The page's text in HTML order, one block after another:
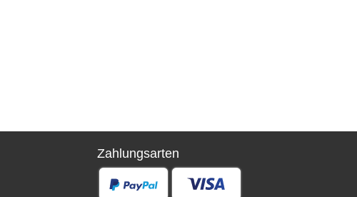
Zahlungsarten